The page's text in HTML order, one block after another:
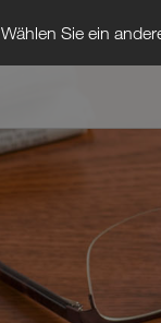
Wählen Sie ein